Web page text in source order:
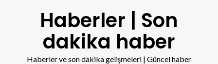
Haberler | Son
dakika haber
Haberler ve son dakika gelişmeleri | Güncel haber